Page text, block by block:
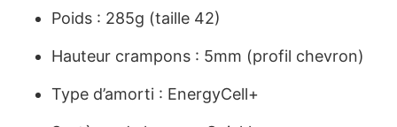
Poids : 285g (taille 42)
Hauteur crampons : 5mm (profil chevron)
Type d’amorti : EnergyCell+